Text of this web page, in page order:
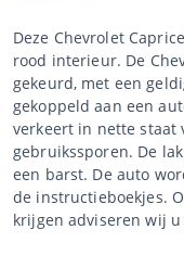
Deze Chevrolet
rood interieur. De
gekeurd, met een
gekoppeld aan een
verkeert in nette staat
gebruikssporen. De
een barst. De auto
de instructieboekjes.
krijgen adviseren wij